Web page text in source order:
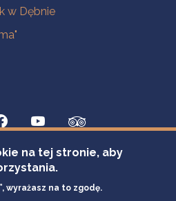
w Dębnie
na tej stronie, aby
wyrażasz na to zgodę.